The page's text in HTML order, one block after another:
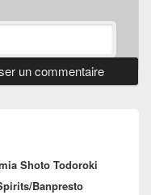
Shoto Todoroki
Banpresto